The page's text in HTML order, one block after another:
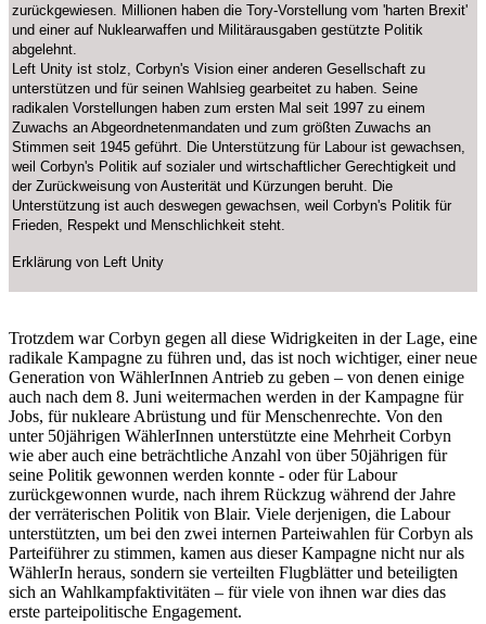
zurückgewiesen. Millionen haben die Tory-Vorstellung vom 'harten Brexit'
und einer auf Nuklearwaffen und Militärausgaben gestützte Politik
abgelehnt.
Left Unity ist stolz, Corbyn's Vision einer anderen Gesellschaft zu
unterstützen und für seinen Wahlsieg gearbeitet zu haben. Seine
radikalen Vorstellungen haben zum ersten Mal seit 1997 zu einem
Zuwachs an Abgeordnetenmandaten und zum größten Zuwachs an
Stimmen seit 1945 geführt. Die Unterstützung für Labour ist gewachsen,
weil Corbyn's Politik auf sozialer und wirtschaftlicher Gerechtigkeit und
der Zurückweisung von Austerität und Kürzungen beruht. Die
Unterstützung ist auch deswegen gewachsen, weil Corbyn's Politik für
Frieden, Respekt und Menschlichkeit steht.
Erklärung von Left Unity
Trotzdem war Corbyn gegen all diese Widrigkeiten in der Lage, eine
radikale Kampagne zu führen und, das ist noch wichtiger, einer neue
Generation von WählerInnen Antrieb zu geben – von denen einige
auch nach dem 8. Juni weitermachen werden in der Kampagne für
Jobs, für nukleare Abrüstung und für Menschenrechte. Von den
unter 50jährigen WählerInnen unterstützte eine Mehrheit Corbyn
wie aber auch eine beträchtliche Anzahl von über 50jährigen für
seine Politik gewonnen werden konnte - oder für Labour
zurückgewonnen wurde, nach ihrem Rückzug während der Jahre
der verräterischen Politik von Blair. Viele derjenigen, die Labour
unterstützten, um bei den zwei internen Parteiwahlen für Corbyn als
Parteiführer zu stimmen, kamen aus dieser Kampagne nicht nur als
WählerIn heraus, sondern sie verteilten Flugblätter und beteiligten
sich an Wahlkampfaktivitäten – für viele von ihnen war dies das
erste parteipolitische Engagement.